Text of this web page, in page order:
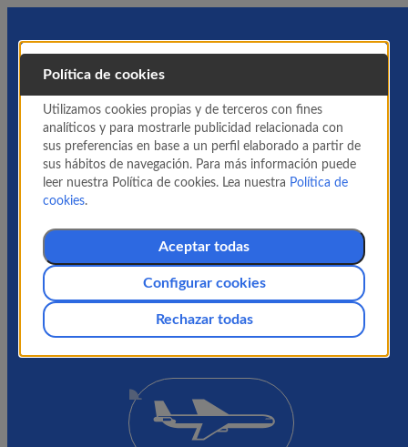
Política de cookies
Utilizamos cookies propias y de terceros con fines
analíticos y para mostrarle publicidad relacionada con
sus preferencias en base a un perfil elaborado a partir de
sus hábitos de navegación. Para más información puede
leer nuestra Política de cookies. Lea nuestra Política de
cookies.
Aceptar todas
Rechazar todas
Configurar cookies